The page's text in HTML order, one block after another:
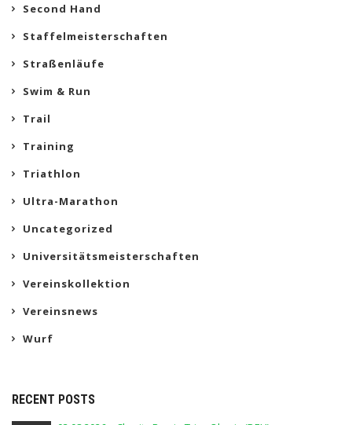
Second Hand
Staffelmeisterschaften
Straßenläufe
Swim & Run
Trail
Training
Triathlon
Ultra-Marathon
Uncategorized
Universitätsmeisterschaften
Vereinskollektion
Vereinsnews
Wurf
RECENT POSTS